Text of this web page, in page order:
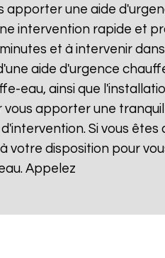
apporter une aide
intervention rapide et
et à intervenir
aide d'urgence
eau, ainsi que
apporter une
Si vous
votre disposition pour
Appelez